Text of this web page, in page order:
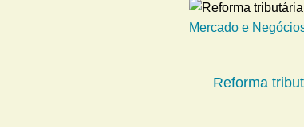
Mercado e
Reforma